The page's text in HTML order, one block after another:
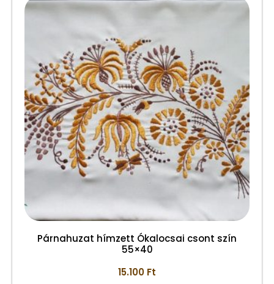
Párnahuzat hímzett Ókalocsai csont szín
55×40
15.100 Ft